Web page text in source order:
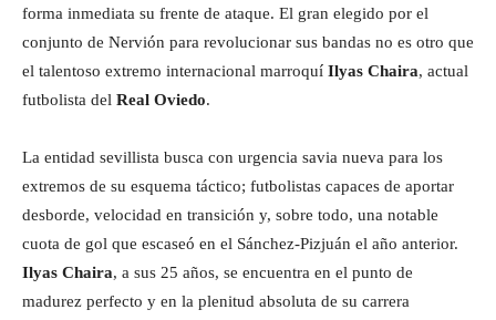
forma inmediata su frente de ataque. El gran elegido por el
conjunto de Nervión para revolucionar sus bandas no es otro que
el talentoso extremo internacional marroquí Ilyas Chaira, actual
futbolista del Real Oviedo.
La entidad sevillista busca con urgencia savia nueva para los
extremos de su esquema táctico; futbolistas capaces de aportar
desborde, velocidad en transición y, sobre todo, una notable
cuota de gol que escaseó en el Sánchez-Pizjuán el año anterior.
Ilyas Chaira, a sus 25 años, se encuentra en el punto de
madurez perfecto y en la plenitud absoluta de su carrera